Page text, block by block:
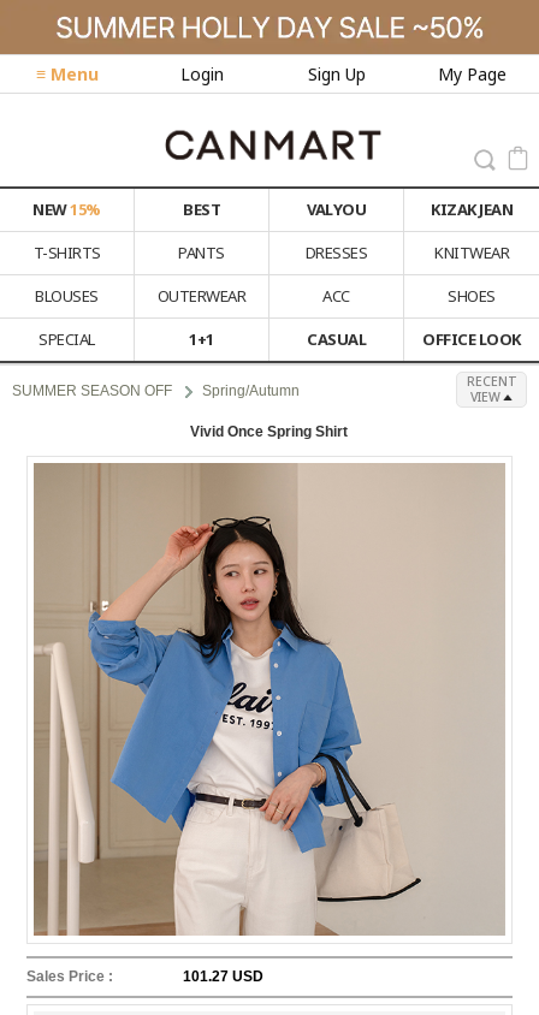
≡ Menu Login Sign Up My Page
NEW15% BEST VALYOU
KIZAK JEAN
T-SHIRTS
PANTS DRESSES
KNITWEAR
BLOUSES
OUTERWEAR ACC
SHOES
SPECIAL
1+1 CASUAL OFFICE LOOK
SUMMER SEASON OFF Spring/Autumn
RECENT
VIEW
Vivid Once Spring Shirt
Sales Price : 101.27 USD